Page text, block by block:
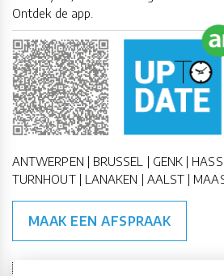
Ontdek de app.
ANTWERPEN | BRUSSEL | GENK |
TURNHOUT | LANAKEN | AALST |
MAAK EEN AFSPRAAK
🇪🇺 🇧🇪